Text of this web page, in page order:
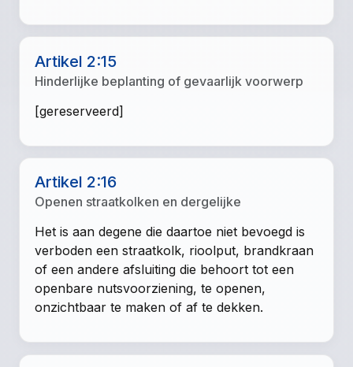
Artikel 2:15
Hinderlijke beplanting of gevaarlijk voorwerp
[gereserveerd]
Artikel 2:16
Openen straatkolken en dergelijke
Het is aan degene die daartoe niet bevoegd is
verboden een straatkolk, rioolput, brandkraan
of een andere afsluiting die behoort tot een
openbare nutsvoorziening, te openen,
onzichtbaar te maken of af te dekken.